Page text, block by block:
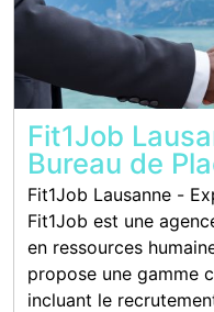
Fit1Job
Bureau de
Fit1Job Lausanne -
Fit1Job est une
en ressources
propose une gamme
incluant le